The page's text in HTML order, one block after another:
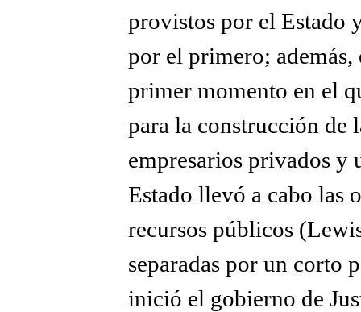
provistos por el Estado
por el primero; además,
primer momento en el
para la construcción de
empresarios privados y
Estado llevó a cabo las
recursos públicos
separadas por un corto
inició el gobierno de